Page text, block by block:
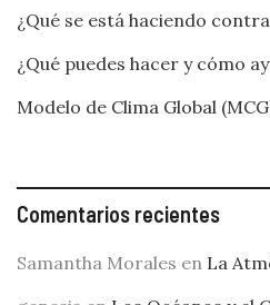
¿Qué se está haciendo
¿Qué puedes hacer y cómo
Modelo de Clima Global
Comentarios recientes
Samantha Morales en La